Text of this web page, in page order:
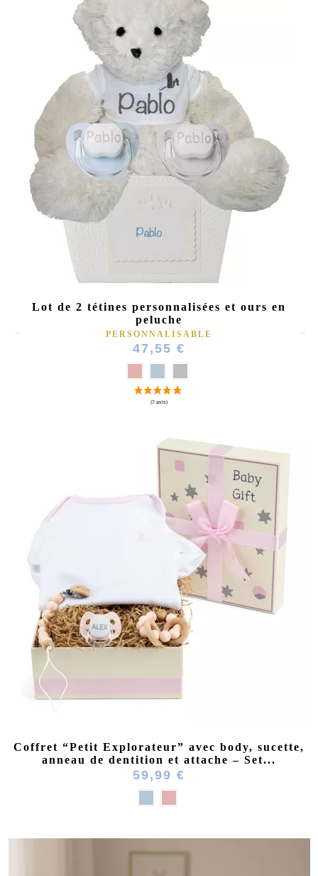
(1 avis)
Lot de 2 tétines personnalisées et ours en
peluche
PERSONNALISABLE
47,55 €
Coffret “Petit Explorateur” avec body, sucette,
anneau de dentition et attache – Set...
59,99 €